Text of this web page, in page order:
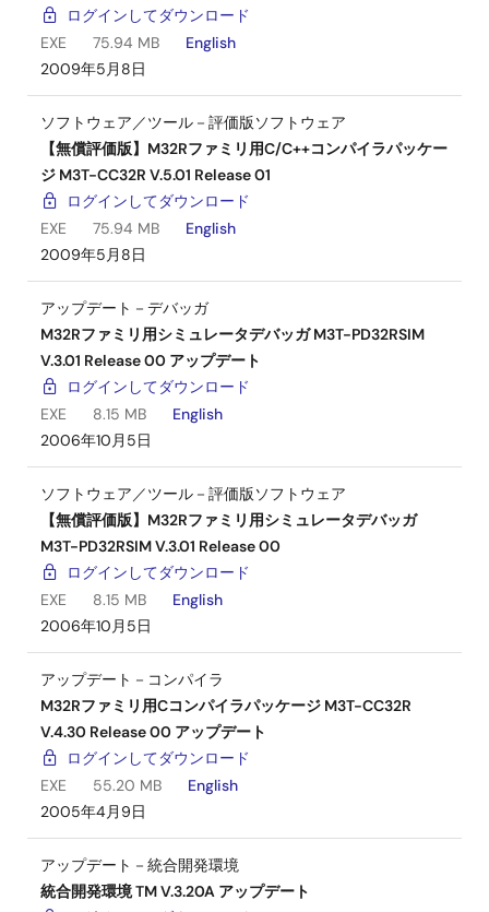
ログインしてダウンロード
EXE
75.94 MB
English
2009年5月8日
ソフトウェア／ツール－評価版ソフトウェア
【無償評価版】M32Rファミリ用C/C++コンパイラパッケー
ジ M3T-CC32R V.5.01 Release 01
ログインしてダウンロード
EXE
75.94 MB
English
2009年5月8日
アップデート－デバッガ
M32Rファミリ用シミュレータデバッガ M3T-PD32RSIM
V.3.01 Release 00 アップデート
ログインしてダウンロード
EXE
8.15 MB
English
2006年10月5日
ソフトウェア／ツール－評価版ソフトウェア
【無償評価版】M32Rファミリ用シミュレータデバッガ
M3T-PD32RSIM V.3.01 Release 00
ログインしてダウンロード
EXE
8.15 MB
English
2006年10月5日
アップデート－コンパイラ
M32Rファミリ用Cコンパイラパッケージ M3T-CC32R
V.4.30 Release 00 アップデート
ログインしてダウンロード
EXE
55.20 MB
English
2005年4月9日
アップデート－統合開発環境
統合開発環境 TM V.3.20A アップデート